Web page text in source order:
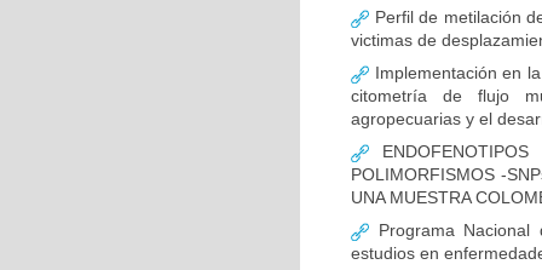
Perfil de metilación
victimas de
Implementación en
citometría de flujo
agropecuarias y el
POLIMORFISMOS -
UNA MUESTRA
Programa Nacional
estudios en